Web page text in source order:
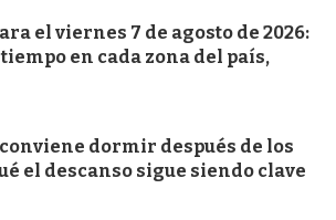
el viernes 7 de agosto de 2026:
en cada zona del país,
dormir después de los
el descanso sigue siendo clave